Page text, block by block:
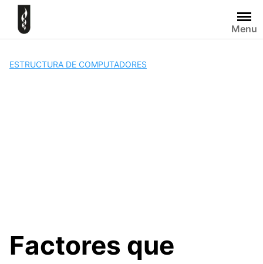
Skip
content
Menu
ESTRUCTURA DE COMPUTADORES
Factores que